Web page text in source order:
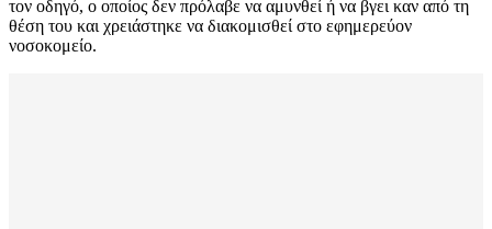
τον οδηγό, ο οποίος δεν πρόλαβε να αμυνθεί ή να βγει καν από τη
θέση του και χρειάστηκε να διακομισθεί στο εφημερεύον
νοσοκομείο.